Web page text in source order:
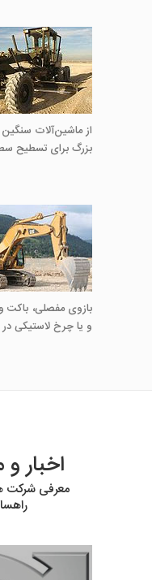
از ماشین‌آلات
بزرگ برای تسطیح
بازوی مفصلی، باکت
و یا چرخ لاستیکی
اخبار
معرفی شرکت